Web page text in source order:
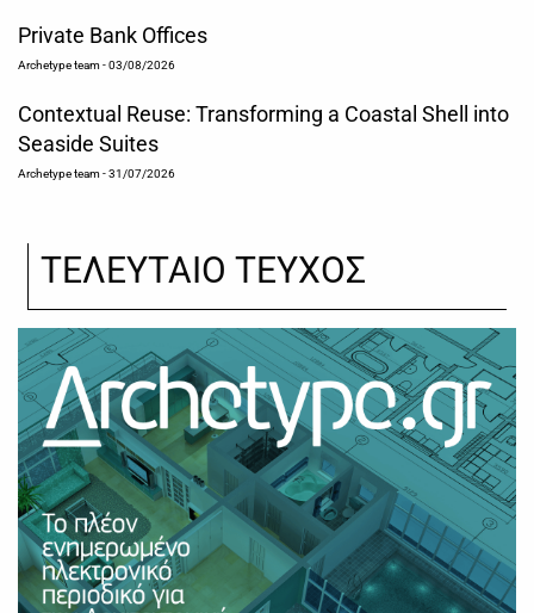
Private Bank Offices
Archetype team- 03/08/2026
Contextual Reuse: Transforming a Coastal Shell into
Seaside Suites
Archetype team- 31/07/2026
ΤΕΛΕΥΤΑΙΟ ΤΕΥΧΟΣ